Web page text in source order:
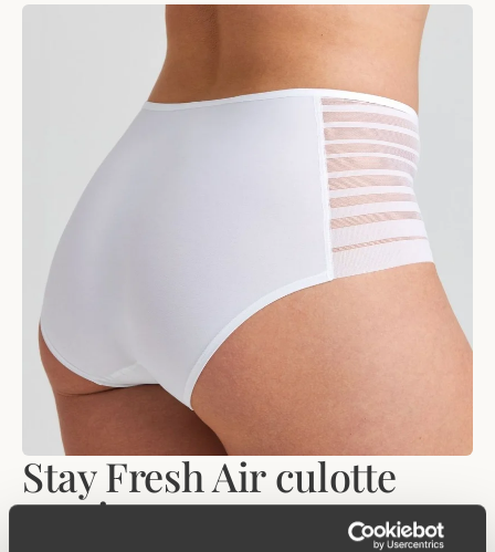
Stay Fresh Air culotte
maxi